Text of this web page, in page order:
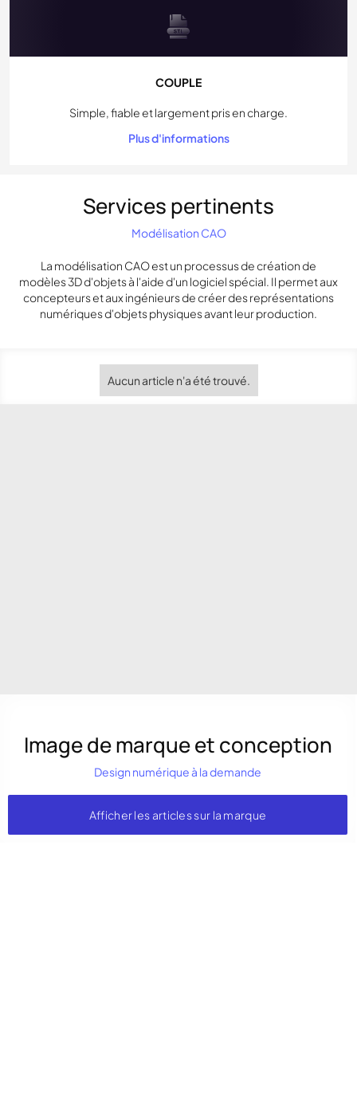
COUPLE
Simple, fiable et largement pris en charge.
Plus d'informations
Services pertinents
Modélisation CAO
La modélisation CAO est un processus de création de
modèles 3D d'objets à l'aide d'un logiciel spécial. Il permet aux
concepteurs et aux ingénieurs de créer des représentations
numériques d'objets physiques avant leur production.
Aucun article n'a été trouvé.
Image de marque et conception
Design numérique à la demande
Afficher les articles sur la marque